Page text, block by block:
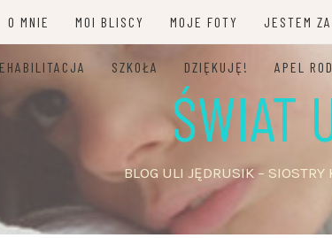
O MNIE MOI BLISCY MOJE FOTY JESTEM
SZKOŁA DZIĘKUJĘ! APEL
ŚWIAT
BLOG ULI JĘDRUSIK –